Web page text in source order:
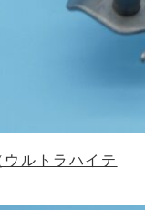
ルトラハイテ